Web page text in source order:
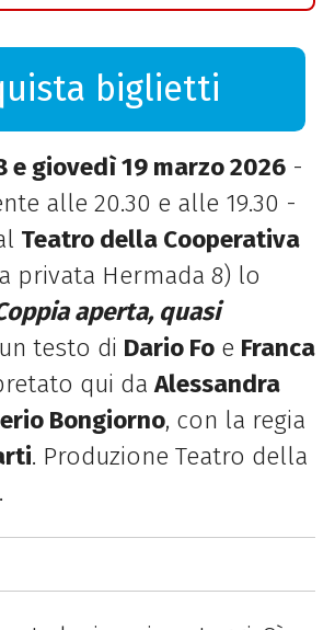
biglietti
e giovedì 19 marzo 2026-
alle 20.30 e alle 19.30 -
Teatro della Cooperativa
privata Hermada 8) lo
aperta, quasi
testo di Dario Foe Franca
qui daAlessandra
Bongiorno, con la regia
. Produzione Teatro della